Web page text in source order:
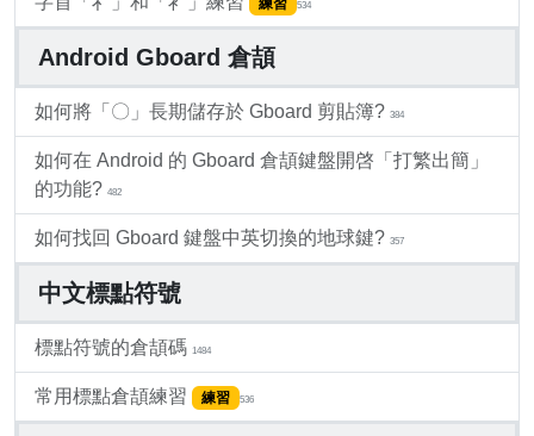
534
Android Gboard 倉頡
如何將「〇」長期儲存於 Gboard 剪貼簿? 384
如何在 Android 的 Gboard 倉頡鍵盤開啓「打繁出簡」
的功能? 482
如何找回 Gboard 鍵盤中英切換的地球鍵? 357
中文標點符號
標點符號的倉頡碼 1484
常用標點倉頡練習 練習 536